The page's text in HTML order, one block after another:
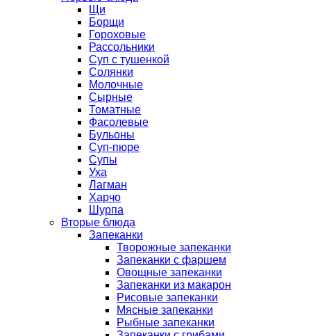
Щи
Борщи
Гороховые
Рассольники
Суп с тушенкой
Солянки
Молочные
Сырные
Томатные
Фасолевые
Бульоны
Суп-пюре
Супы
Уха
Лагман
Харчо
Шурпа
Вторые блюда
Запеканки
Творожные запеканки
Запеканки с фаршем
Овощные запеканки
Запеканки из макарон
Рисовые запеканки
Мясные запеканки
Рыбные запеканки